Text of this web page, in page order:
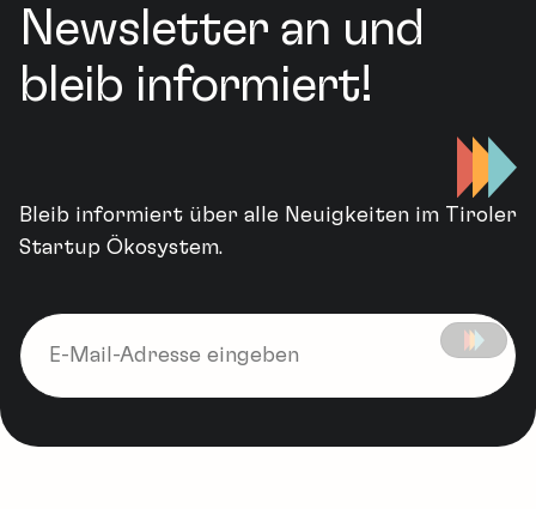
Newsletter an und
bleib informiert!
Bleib informiert über alle Neuigkeiten im Tiroler
Startup Ökosystem.